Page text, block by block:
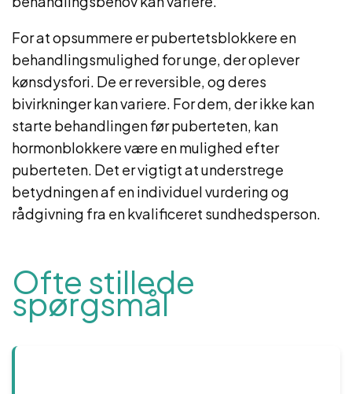
For at opsummere er pubertetsblokkere en
behandlingsmulighed for unge, der oplever
kønsdysfori. De er reversible, og deres
bivirkninger kan variere. For dem, der ikke kan
starte behandlingen før puberteten, kan
hormonblokkere være en mulighed efter
puberteten. Det er vigtigt at understrege
betydningen af ​​en individuel vurdering og
rådgivning fra en kvalificeret sundhedsperson.
Ofte stillede
spørgsmål